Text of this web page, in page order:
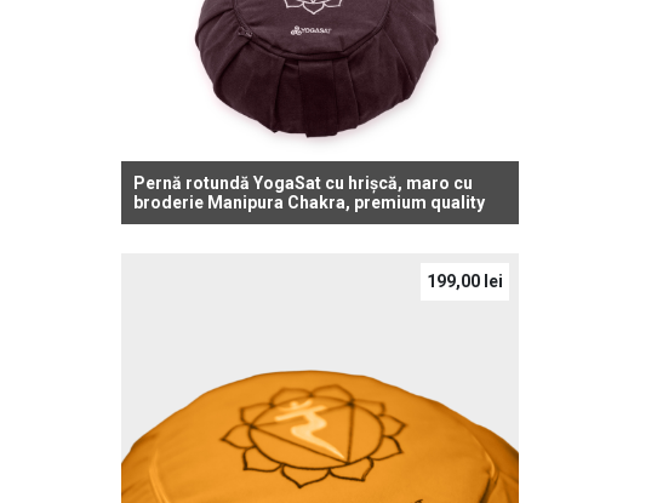
Pernă rotundă YogaSat cu hrișcă, maro cu
broderie Manipura Chakra, premium quality
199,00 lei